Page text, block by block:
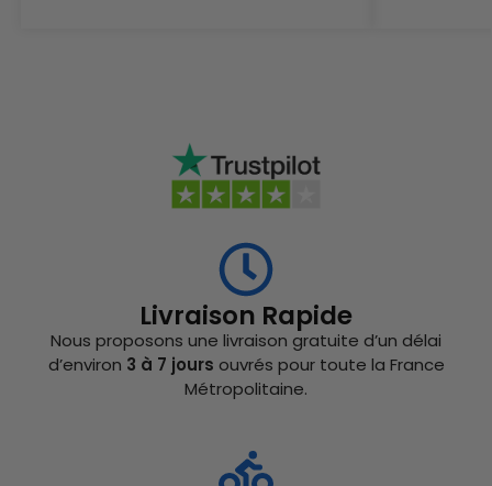
Livraison Rapide
Nous proposons une livraison gratuite d’un délai
d’environ 3 à 7 jours ouvrés pour toute la France
Métropolitaine.